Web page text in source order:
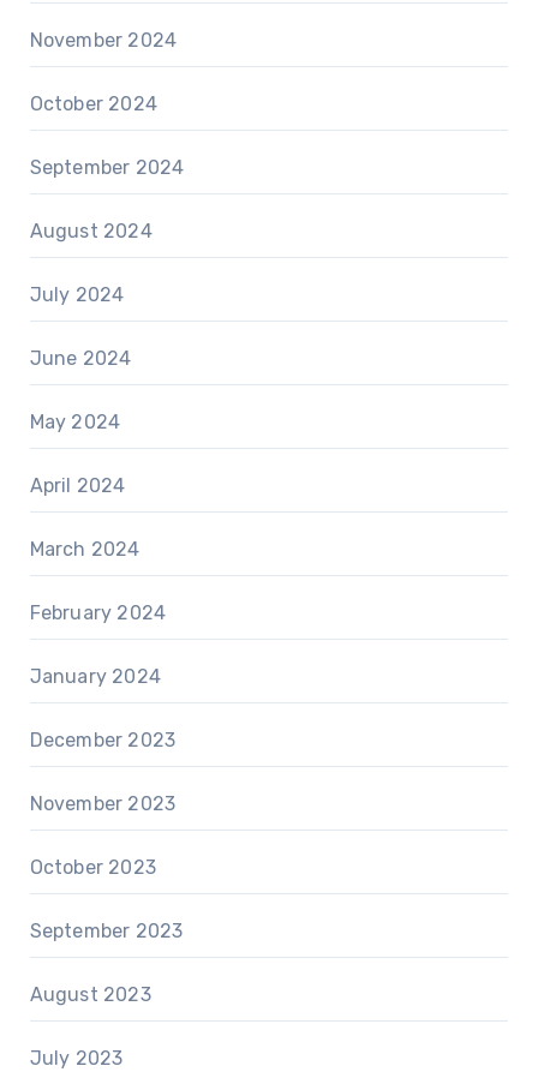
November 2024
October 2024
September 2024
August 2024
July 2024
June 2024
May 2024
April 2024
March 2024
February 2024
January 2024
December 2023
November 2023
October 2023
September 2023
August 2023
July 2023